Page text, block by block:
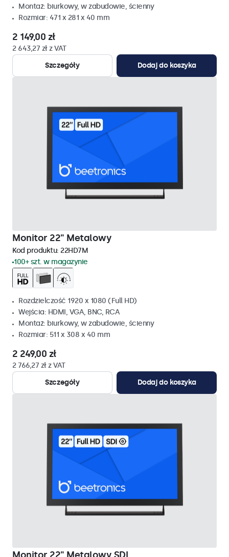
Montaż: biurkowy, w zabudowie, ścienny
Rozmiar: 471 x 281 x 40 mm
2 149,00 zł
2 643,27 zł z VAT
Szczegóły
Dodaj do koszyka
Monitor 22" Metalowy
Kod produktu: 22HD7M
100+ szt. w magazynie
Rozdzielczość 1920 x 1080 (Full HD)
Wejścia: HDMI, VGA, BNC, RCA
Montaż: biurkowy, w zabudowie, ścienny
Rozmiar: 511 x 308 x 40 mm
2 249,00 zł
2 766,27 zł z VAT
Szczegóły
Dodaj do koszyka